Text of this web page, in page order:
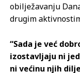
obilježavanju
drugim
“Sada je već
izostavljaju ni
ni većinu njih